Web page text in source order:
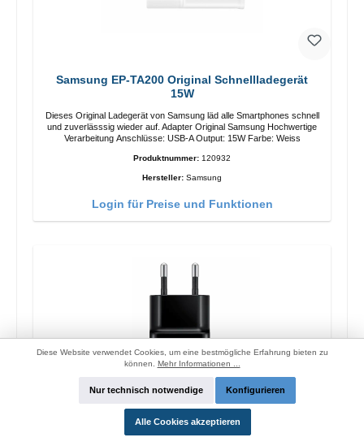
Samsung EP-TA200 Original Schnellladegerät
15W
Dieses Original Ladegerät von Samsung läd alle Smartphones schnell
und zuverlässsig wieder auf. Adapter Original Samsung Hochwertige
Verarbeitung Anschlüsse: USB-A Output: 15W Farbe: Weiss
Produktnummer: 120932
Hersteller: Samsung
Login für Preise und Funktionen
Samsung EP-TA200 Original Schnellladegerät
15W
Diese Website verwendet Cookies, um eine bestmögliche Erfahrung bieten zu
können. Mehr Informationen ...
Nur technisch notwendige Konfigurieren
Alle Cookies akzeptieren